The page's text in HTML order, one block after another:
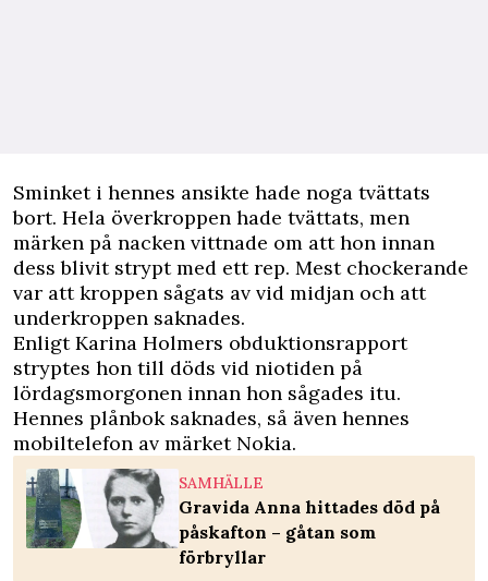
Sminket i hennes ansikte hade noga tvättats
bort. Hela överkroppen hade tvättats, men
märken på nacken vittnade om att hon innan
dess blivit strypt med ett rep. Mest chockerande
var att kroppen sågats av vid midjan och att
underkroppen saknades.
Enligt Karina Holmers obduktionsrapport
stryptes hon till döds vid niotiden på
lördagsmorgonen innan hon sågades itu.
Hennes plånbok saknades, så även hennes
mobiltelefon av märket Nokia.
SAMHÄLLE
Gravida Anna hittades död på
påskafton – gåtan som
förbryllar